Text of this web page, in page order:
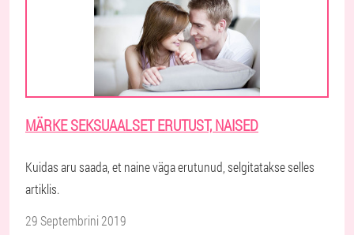
MÄRKE SEKSUAALSET ERUTUST, NAISED
Kuidas aru saada, et naine väga erutunud, selgitatakse selles
artiklis.
29 Septembrini 2019